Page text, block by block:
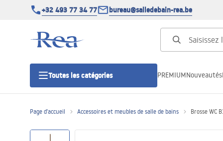
+32 493 77 34 77 bureau@salledebain-rea.be
Toutes les catégories PREMIUMNouveautés
Page d'accueil Accessoires et meubles de salle de bains Brosse WC